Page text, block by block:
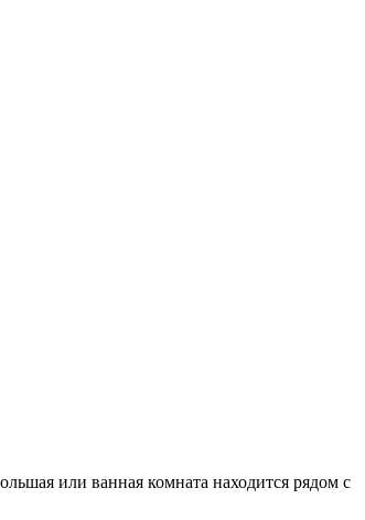
или ванная комната находится рядом с